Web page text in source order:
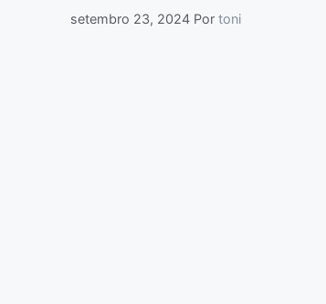
setembro 23, 2024 Por toni